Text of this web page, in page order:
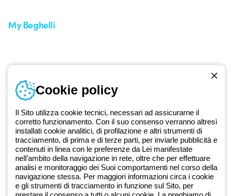
Dal 2025 Beghelli è parte del Gruppo GEWISS, all’interno
dell’ecosistema GEWISS LightZone, dove realizziamo soluzioni di
illuminazione integrate che trasformano la complessità in semplicità,
supportando professionisti e utenti finali nella realizzazione dei loro
bisogni.Scopri di più su GEWISS
Global:IT
My Beghelli
Documentazione e software
Cookie policy
Il Sito utilizza cookie tecnici, necessari ad assicurarne il
corretto funzionamento. Con il suo consenso verranno altresì
installati cookie analitici, di profilazione e altri strumenti di
tracciamento, di prima e di terze parti, per inviarle pubblicità e
contenuti in linea con le preferenze da Lei manifestate
nell’ambito della navigazione in rete, oltre che per effettuare
analisi e monitoraggio dei Suoi comportamenti nel corso della
navigazione stessa. Per maggiori informazioni circa i cookie
e gli strumenti di tracciamento in funzione sul Sito, per